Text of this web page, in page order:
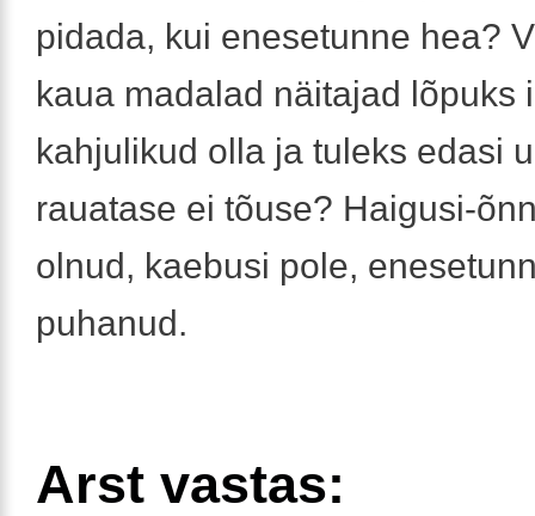
pidada, kui enesetunne hea?
kaua madalad näitajad lõpuks
kahjulikud olla ja tuleks edasi
rauatase ei tõuse? Haigusi-
olnud, kaebusi pole,
puhanud.
Arst vastas: